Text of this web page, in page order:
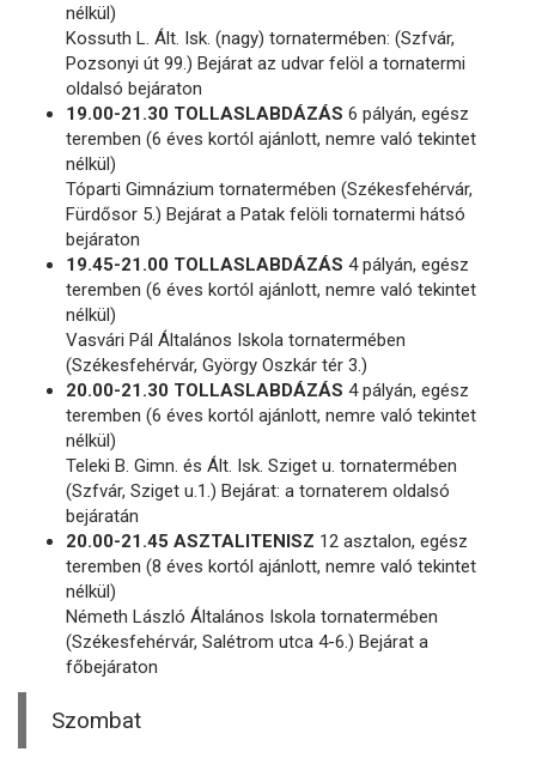
nélkül)
Kossuth L. Ált. Isk. (nagy) tornatermében: (Szfvár,
Pozsonyi út 99.) Bejárat az udvar felöl a tornatermi
oldalsó bejáraton
19.00-21.30 TOLLASLABDÁZÁS 6 pályán, egész
teremben (6 éves kortól ajánlott, nemre való tekintet
nélkül)
Tóparti Gimnázium tornatermében (Székesfehérvár,
Fürdősor 5.) Bejárat a Patak felöli tornatermi hátsó
bejáraton
19.45-21.00 TOLLASLABDÁZÁS 4 pályán, egész
teremben (6 éves kortól ajánlott, nemre való tekintet
nélkül)
Vasvári Pál Általános Iskola tornatermében
(Székesfehérvár, György Oszkár tér 3.)
20.00-21.30 TOLLASLABDÁZÁS 4 pályán, egész
teremben (6 éves kortól ajánlott, nemre való tekintet
nélkül)
Teleki B. Gimn. és Ált. Isk. Sziget u. tornatermében
(Szfvár, Sziget u.1.) Bejárat: a tornaterem oldalsó
bejáratán
20.00-21.45 ASZTALITENISZ 12 asztalon, egész
teremben (8 éves kortól ajánlott, nemre való tekintet
nélkül)
Németh László Általános Iskola tornatermében
(Székesfehérvár, Salétrom utca 4-6.) Bejárat a
főbejáraton
Szombat